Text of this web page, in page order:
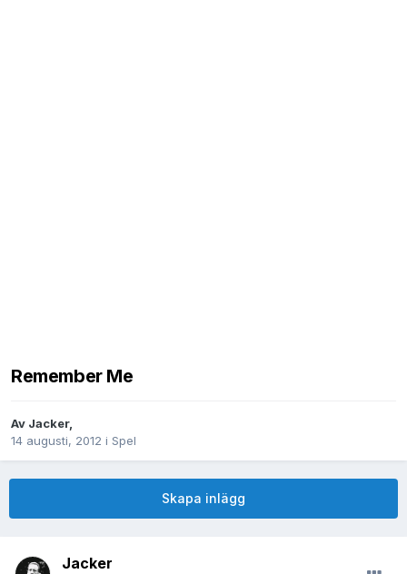
Remember Me
Av Jacker,
14 augusti, 2012 i Spel
Skapa inlägg
Jacker